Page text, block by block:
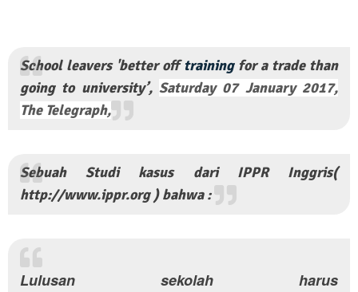
School leavers 'better offtrainingfor a trade than
going to university’, Saturday 07 January 2017,
The Telegraph,
Sebuah Studi kasus dari IPPR Inggris(
http://www.ippr.org ) bahwa :
Lulusan sekolah harus